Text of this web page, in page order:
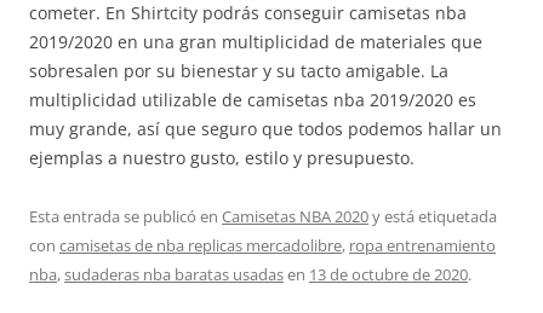
cometer. En Shirtcity podrás conseguir camisetas nba
2019/2020 en una gran multiplicidad de materiales que
sobresalen por su bienestar y su tacto amigable. La
multiplicidad utilizable de camisetas nba 2019/2020 es
muy grande, así que seguro que todos podemos hallar un
ejemplas a nuestro gusto, estilo y presupuesto.
Esta entrada se publicó en Camisetas NBA 2020y está etiquetada
con camisetas de nba replicas mercadolibre, ropa entrenamiento
nba,sudaderas nba baratas usadasen 13 de octubre de 2020.